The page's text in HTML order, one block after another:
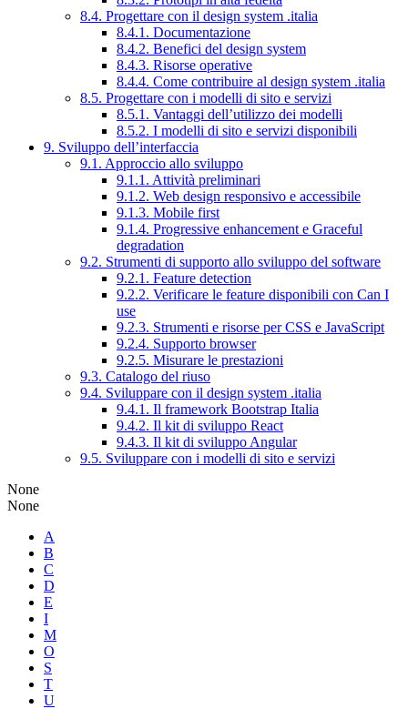
8.4. Progettare con il design system .italia
8.4.1. Documentazione
8.4.2. Benefici del design system
8.4.3. Risorse operative
8.4.4. Come contribuire al design system .italia
8.5. Progettare con i modelli di sito e servizi
8.5.1. Vantaggi dell’utilizzo dei modelli
8.5.2. I modelli di sito e servizi disponibili
9. Sviluppo dell’interfaccia
9.1. Approccio allo sviluppo
9.1.1. Attività preliminari
9.1.2. Web design responsivo e accessibile
9.1.3. Mobile first
9.1.4. Progressive enhancement e Graceful
degradation
9.2. Strumenti di supporto allo sviluppo del software
9.2.1. Feature detection
9.2.2. Verificare le feature disponibili con Can I
use
9.2.3. Strumenti e risorse per CSS e JavaScript
9.2.4. Supporto browser
9.2.5. Misurare le prestazioni
9.3. Catalogo del riuso
9.4. Sviluppare con il design system .italia
9.4.1. Il framework Bootstrap Italia
9.4.2. Il kit di sviluppo React
9.4.3. Il kit di sviluppo Angular
9.5. Sviluppare con i modelli di sito e servizi
None
None
A
B
C
D
E
I
M
O
S
T
U